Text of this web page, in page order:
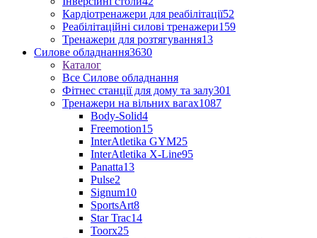
Кардіотренажери для реабілітації52
Реабілітаційні силові тренажери159
Тренажери для розтягування13
Силове обладнання3630
Каталог
Все Силове обладнання
Фітнес станції для дому та залу301
Тренажери на вільних вагах1087
Body-Solid4
Freemotion15
InterAtletika GYM25
InterAtletika X-Line95
Panatta13
Pulse2
Signum10
SportsArt8
Star Trac14
Toorx25